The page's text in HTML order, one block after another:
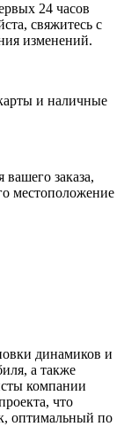
24 часов
свяжитесь с
изменений.
и наличные
заказа,
местоположение
динамиков и
а также
компании
что
оптимальный по